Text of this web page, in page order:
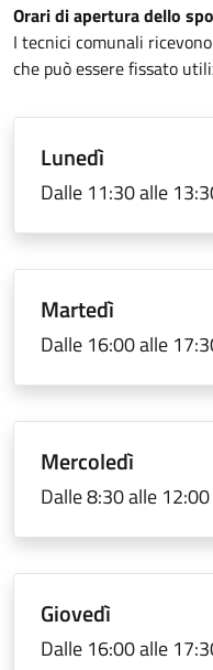
Orari di apertura dello
I tecnici comunali
che può essere fissato
Lunedì
Dalle 11:30 alle
Martedì
Dalle 16:00 alle
Mercoledì
Dalle 8:30 alle 12:00
Giovedì
Dalle 16:00 alle